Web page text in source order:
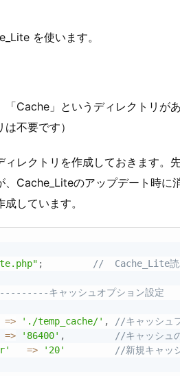
を使います。
Cache」というディレクトリが
不要です）
レクトリを作成しておきます。
Cache_Liteのアップデート時に
しています。
; //	Cache_Lite
ャッシュオプション設定
=> './temp_cache/' ,
//キャッシュ
=> '86400' ,
//キャッシュ
=> '20'
//新規キャッ